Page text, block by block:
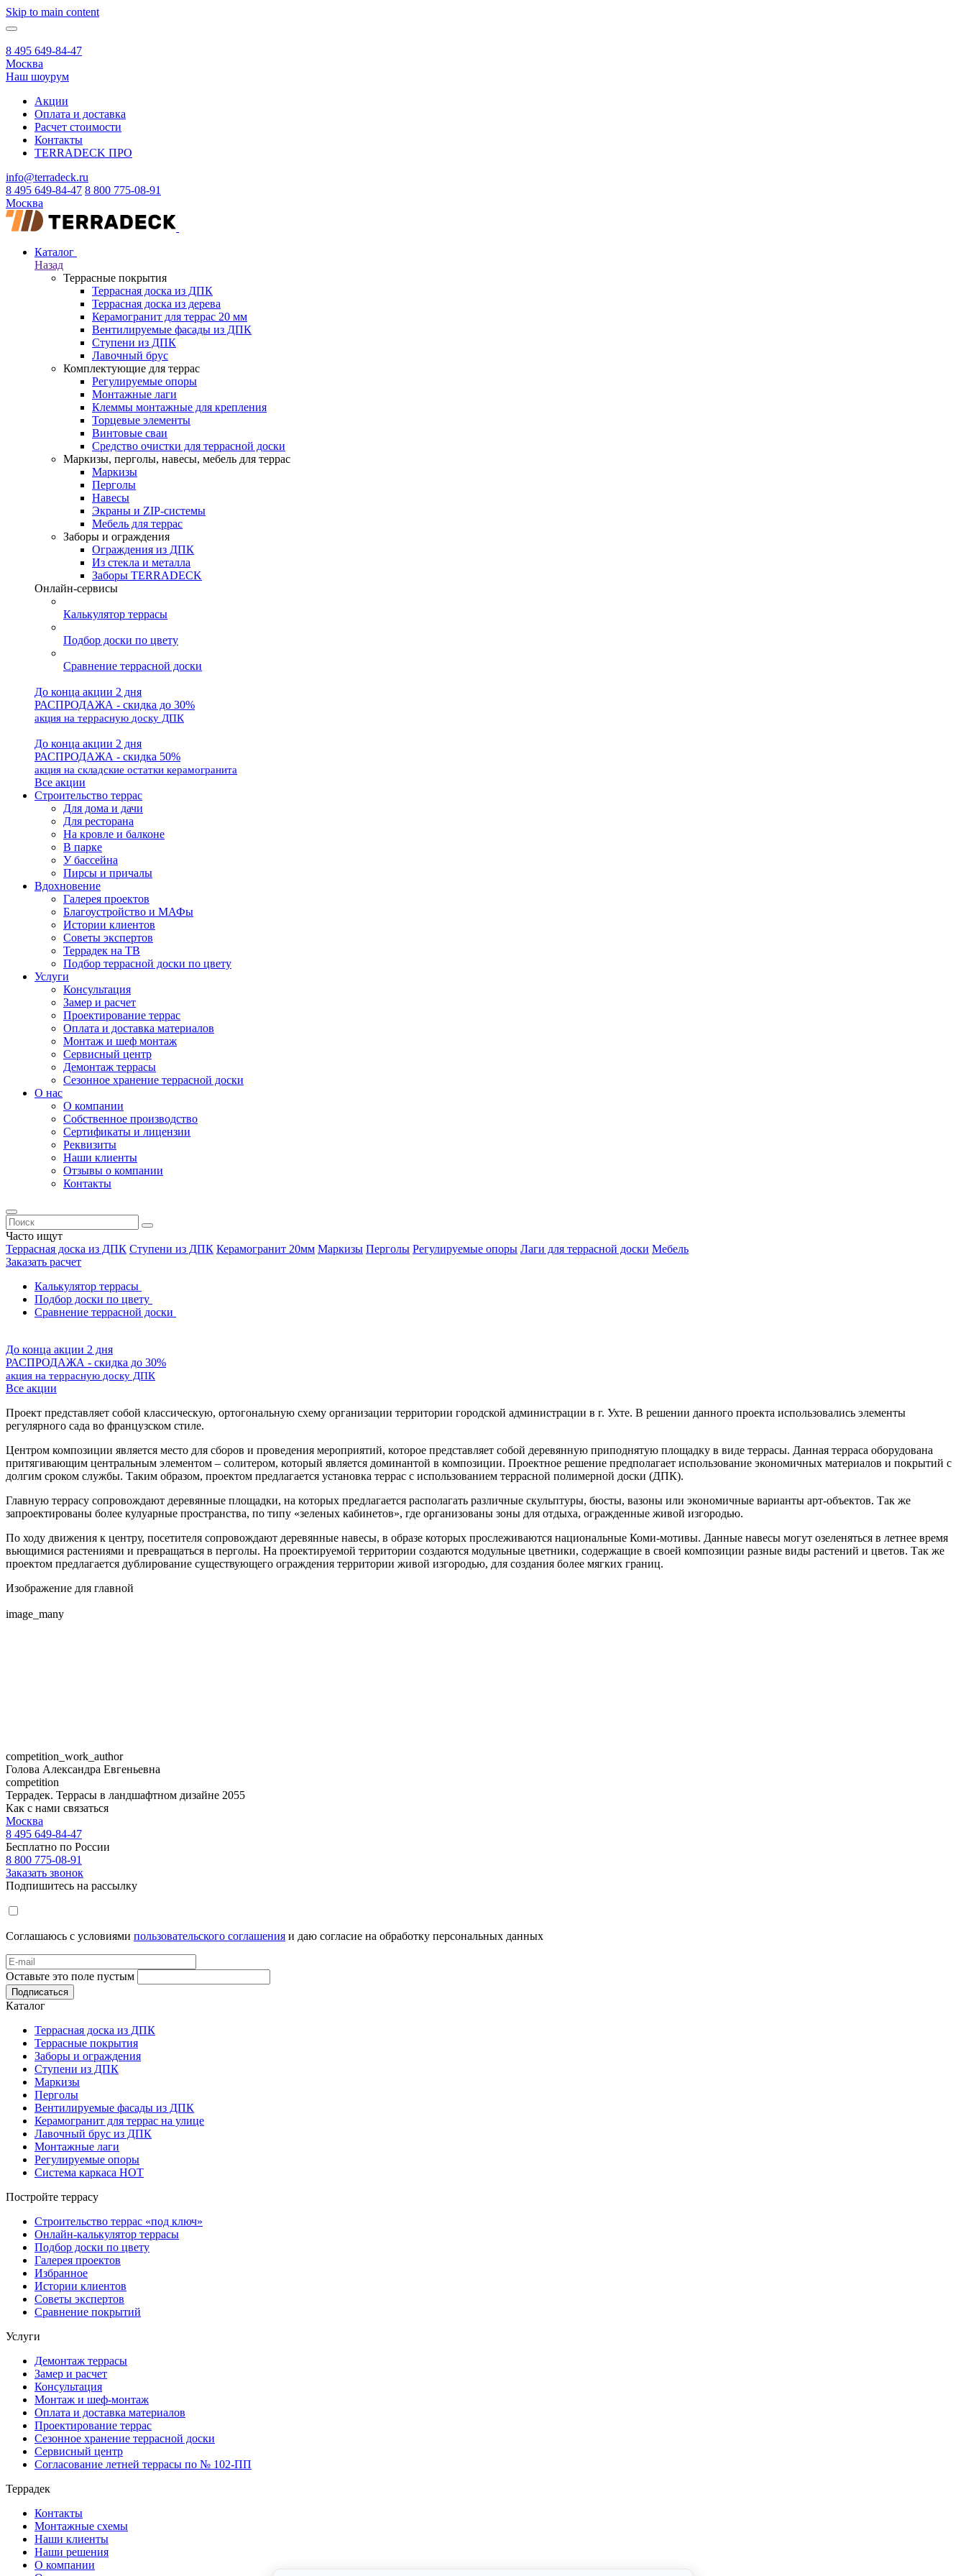
Skip to main content
8 495 649-84-47
Москва
Наш шоурум
Акции
Оплата и доставка
Расчет стоимости
Контакты
TERRADECK ПРО
info@terradeck.ru
8 495 649-84-47 8 800 775-08-91
Москва
Каталог
Назад
Террасные покрытия
Террасная доска из ДПК
Террасная доска из дерева
Керамогранит для террас 20 мм
Вентилируемые фасады из ДПК
Ступени из ДПК
Лавочный брус
Комплектующие для террас
Регулируемые опоры
Монтажные лаги
Клеммы монтажные для крепления
Торцевые элементы
Винтовые сваи
Средство очистки для террасной доски
Маркизы, перголы, навесы, мебель для террас
Маркизы
Перголы
Навесы
Экраны и ZIP-системы
Мебель для террас
Заборы и ограждения
Ограждения из ДПК
Из стекла и металла
Заборы TERRADECK
Онлайн-сервисы
Калькулятор террасы
Подбор доски по цвету
Сравнение террасной доски
До конца акции 2 дня
РАСПРОДАЖА - скидка до 30%
акция на террасную доску ДПК
До конца акции 2 дня
РАСПРОДАЖА - скидка 50%
акция на складские остатки керамогранита
Все акции
Строительство террас
Для дома и дачи
Для ресторана
На кровле и балконе
В парке
У бассейна
Пирсы и причалы
Вдохновение
Галерея проектов
Благоустройство и МАФы
Истории клиентов
Советы экспертов
Террадек на ТВ
Подбор террасной доски по цвету
Услуги
Консультация
Замер и расчет
Проектирование террас
Оплата и доставка материалов
Монтаж и шеф монтаж
Сервисный центр
Демонтаж террасы
Сезонное хранение террасной доски
О нас
О компании
Собственное производство
Сертификаты и лицензии
Реквизиты
Наши клиенты
Отзывы о компании
Контакты
Часто ищут
Террасная доска из ДПК Ступени из ДПК Керамогранит 20мм Маркизы Перголы Регулируемые опоры Лаги для террасной доски Мебель
Заказать расчет
Калькулятор террасы
Подбор доски по цвету
Сравнение террасной доски
До конца акции 2 дня
РАСПРОДАЖА - скидка до 30%
акция на террасную доску ДПК
Все акции
Проект представляет собой классическую, ортогональную схему организации территории городской администрации в г. Ухте. В решении данного проекта использовались элементы
регулярного сада во французском стиле.
Центром композиции является место для сборов и проведения мероприятий, которое представляет собой деревянную приподнятую площадку в виде террасы. Данная терраса оборудована
притягивающим центральным элементом – солитером, который является доминантой в композиции. Проектное решение предполагает использование экономичных материалов и покрытий с
долгим сроком службы. Таким образом, проектом предлагается установка террас с использованием террасной полимерной доски (ДПК).
Главную террасу сопровождают деревянные площадки, на которых предлагается располагать различные скульптуры, бюсты, вазоны или экономичные варианты арт-объектов. Так же
запроектированы более кулуарные пространства, по типу «зеленых кабинетов», где организованы зоны для отдыха, огражденные живой изгородью.
По ходу движения к центру, посетителя сопровождают деревянные навесы, в образе которых прослеживаются национальные Коми-мотивы. Данные навесы могут озеленяться в летнее время
вьющимися растениями и превращаться в перголы. На проектируемой территории создаются модульные цветники, содержащие в своей композиции разные виды растений и цветов. Так же
проектом предлагается дублирование существующего ограждения территории живой изгородью, для создания более мягких границ.
Изображение для главной
image_many
competition_work_author
Голова Александра Евгеньевна
competition
Террадек. Террасы в ландшафтном дизайне 2055
Как с нами связаться
Москва
8 495 649-84-47
Бесплатно по России
8 800 775-08-91
Заказать звонок
Подпишитесь на рассылку
Соглашаюсь с условиями пользовательского соглашения и даю согласие на обработку персональных данных
Оставьте это поле пустым
Подписаться
Каталог
Террасная доска из ДПК
Террасные покрытия
Заборы и ограждения
Ступени из ДПК
Маркизы
Перголы
Вентилируемые фасады из ДПК
Керамогранит для террас на улице
Лавочный брус из ДПК
Монтажные лаги
Регулируемые опоры
Система каркаса НОТ
Постройте террасу
Строительство террас «под ключ»
Онлайн-калькулятор террасы
Подбор доски по цвету
Галерея проектов
Избранное
Истории клиентов
Советы экспертов
Сравнение покрытий
Услуги
Демонтаж террасы
Замер и расчет
Консультация
Монтаж и шеф-монтаж
Оплата и доставка материалов
Проектирование террас
Сезонное хранение террасной доски
Сервисный центр
Согласование летней террасы по № 102-ПП
Террадек
Контакты
Монтажные схемы
Наши клиенты
Наши решения
О компании